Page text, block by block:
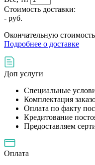
Стоимость доставки:
- руб.
Окончательную
Подробнее о доставке
Доп услуги
Специальные
Комплектация
Оплата по факту
Кредитование
Предоставляем
Оплата